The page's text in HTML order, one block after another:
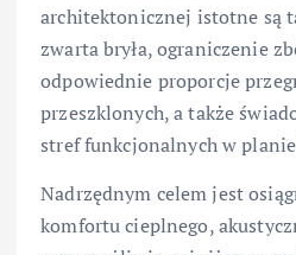
architektonicznej istotne są
zwarta bryła, ograniczenie
odpowiednie proporcje
przeszklonych, a także
stref funkcjonalnych w
Nadrzędnym celem jest
komfortu cieplnego,